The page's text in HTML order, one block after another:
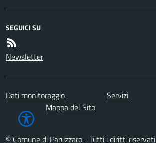
SEGUICI SU
Newsletter
Dati monitoraggio Servizi
Mappa del Sito
© Comune di Paruzzaro - Tutti i diritti riservati